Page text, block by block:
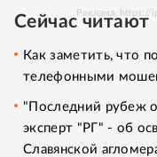
Реклама. https://
Сейчас читают
Как заметить, что
телефонными
"Последний рубеж
эксперт "РГ" - об
Славянской